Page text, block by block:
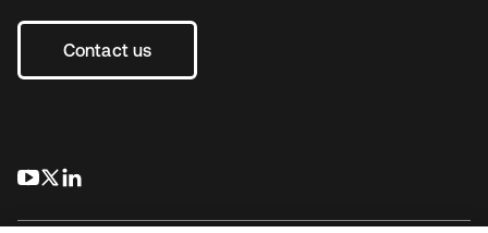
Contact us
s’ouvre dans un nouvel onglet
s’ouvre dans un nouvel onglet